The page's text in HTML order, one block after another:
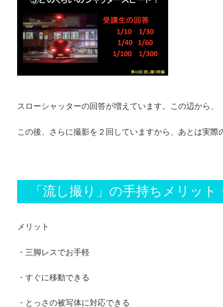
スローシャッターの回答が増えています。この辺から
この後、さらに撮影を２回していますから、あとは実
「流し撮り」の手持ちメリット
メリット
・三脚レスでお手軽
・すぐに移動できる
・とっさの被写体に対応できる